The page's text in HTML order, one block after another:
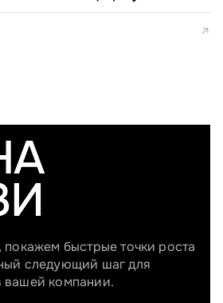
↗
покажем быстрые точки роста
следующий шаг для
компании.